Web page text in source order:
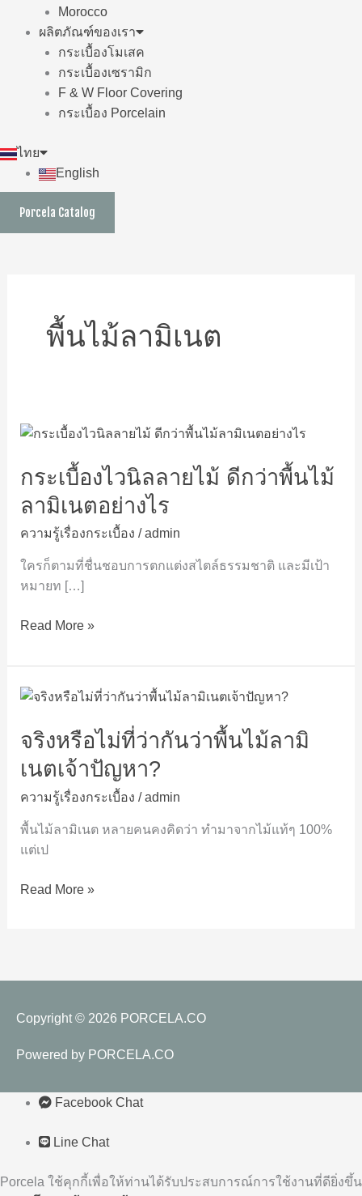
Morocco
ผลิตภัณฑ์ของเรา
กระเบื้องโมเสค
กระเบื้องเซรามิก
F & W Floor Covering
กระเบื้อง Porcelain
ไทย
English
Porcela Catalog
พื้นไม้ลามิเนต
กระเบื้องไวนิลลายไม้ ดีกว่าพื้นไม้
ลามิเนตอย่างไร
ความรู้เรื่องกระเบื้อง /admin
ใครก็ตามที่ชื่นชอบการตกแต่งสไตล์ธรรมชาติ และมีเป้า
หมายท […]
กระเบื้อง
นิล
ดี
กว่า
ไม้
ลา
เนต
Read More »
จริงหรือไม่ที่ว่ากันว่าพื้นไม้ลามิ
เนตเจ้าปัญหา?
ความรู้เรื่องกระเบื้อง /admin
พื้นไม้ลามิเนต หลายคนคงคิดว่า ทำมาจากไม้แท้ๆ 100%
แต่เป
จริง
ไม่
ว่า
กัน
พื้น
ไม้
มิ
Read More »
Copyright © 2026 PORCELA.CO
Powered by PORCELA.CO
Facebook Chat
Line Chat
Porcela ใช้คุกกี้เพื่อให้ท่านได้รับประสบการณ์การใช้งานที่ดียิ่งขึ้น